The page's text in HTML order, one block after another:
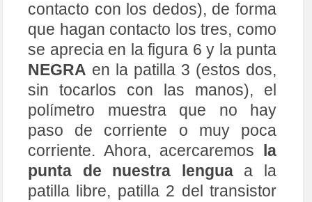
amplificación, de la baja corriente
que le inyectamos por la base
(con la lengua) y por consiguiente,
el transistor está en buen estado.
Como digo, cuando acerquemos
con atención la lengua, para tocar
únicamente la patilla 2 libre, la
corriente fluirá entre la patilla 1 y la
patilla 3, la mencionada patilla 1